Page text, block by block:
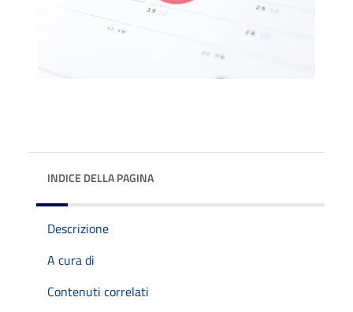
INDICE DELLA PAGINA
Descrizione
A cura di
Contenuti correlati